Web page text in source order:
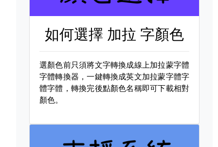
如何選擇 加拉 字顏色
選顏色前只須將文字轉換成線上加拉蒙字體
字體轉換器，一鍵轉換成英文加拉蒙字體字
體字體，轉換完後點顏色名稱即可下載相對
顏色。